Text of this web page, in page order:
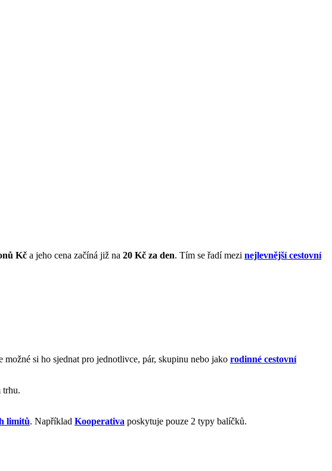
Kč a jeho cena začíná již na 20 Kč za den. Tím se řadí mezi nejlevnější cestovní
možné si ho sjednat pro jednotlivce, pár, skupinu nebo jako rodinné cestovní
trhu.
limitů. Například Kooperativa poskytuje pouze 2 typy balíčků.